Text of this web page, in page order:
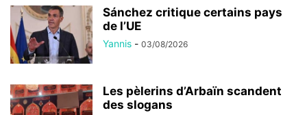
Sánchez critique certains pays
de l’UE
Yannis - 03/08/2026
Les pèlerins d’Arbaïn scandent
des slogans